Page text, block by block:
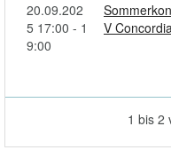
20.09.202
5 17:00 - 1
9:00
V
1 bis 2